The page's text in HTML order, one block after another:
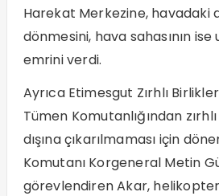
Harekat Merkezine, havadaki
dönmesini, hava sahasının ise
emrini verdi.
Ayrıca Etimesgut Zırhlı
Tümen Komutanlığından
dışına çıkarılmaması için
Komutanı Korgeneral Metin
görevlendiren Akar, helikopter